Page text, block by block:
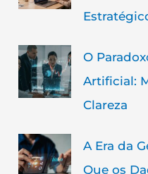
O
Artificial:
Clareza
A Era da
Que os